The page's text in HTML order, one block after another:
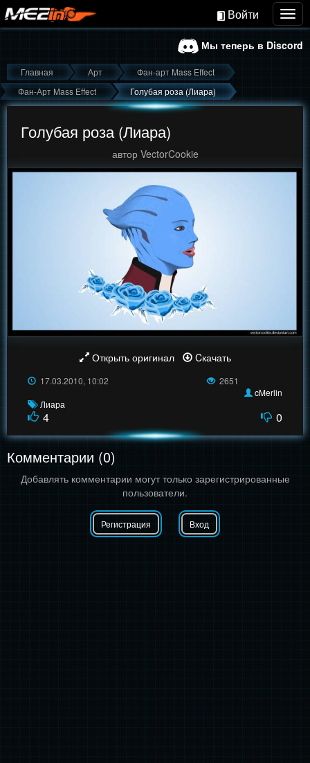
Войти
Мы теперь в Discord
Главная Арт
Фан-арт Mass Effect
Фан-Арт Mass Effect
Голубая роза (Лиара)
Голубая роза (Лиара)
автор VectorCookie
Открыть оригинал Cкачать
17.03.2010, 10:02
2651
cMerlin
Лиара
4 0
Комментарии (0)
Добавлять комментарии могут только зарегистрированные
пользователи.
Регистрация Вход